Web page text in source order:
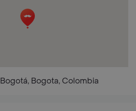
Bogota, Colombia